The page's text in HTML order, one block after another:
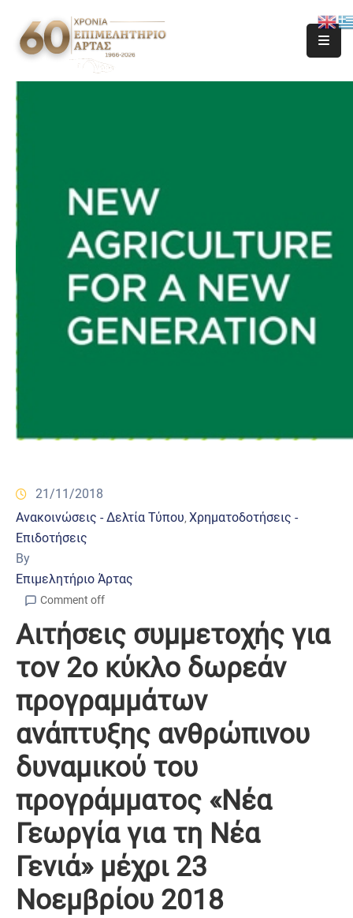
21/11/2018
Ανακοινώσεις - Δελτία Τύπου‚ Χρηματοδοτήσεις -
Επιδοτήσεις
By
Επιμελητήριο Άρτας
Comment off
Aιτήσεις συμμετοχής για
τον 2ο κύκλο δωρεάν
προγραμμάτων
ανάπτυξης ανθρώπινου
δυναμικού του
προγράμματος «Νέα
Γεωργία για τη Νέα
Γενιά» μέχρι 23
Νοεμβρίου 2018